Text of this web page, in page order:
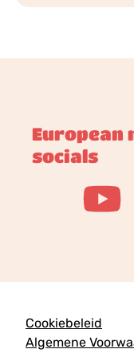
European
socials
Cookiebeleid
Algemene